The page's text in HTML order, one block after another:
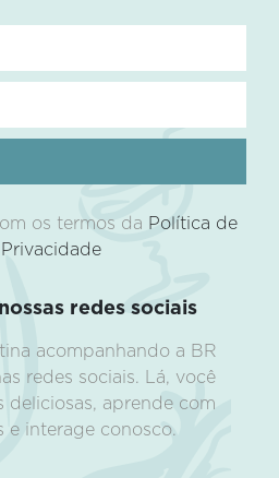
os termos da Política de
Privacidade
redes sociais
acompanhando a BR
redes sociais. Lá, você
deliciosas, aprende com
e interage conosco.